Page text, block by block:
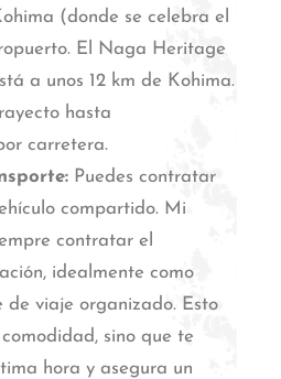
(donde se celebra el
El Naga Heritage
a unos 12 km de Kohima.
hasta
carretera.
Puedes contratar
compartido. Mi
contratar el
idealmente como
viaje organizado. Esto
sino que te
hora y asegura un